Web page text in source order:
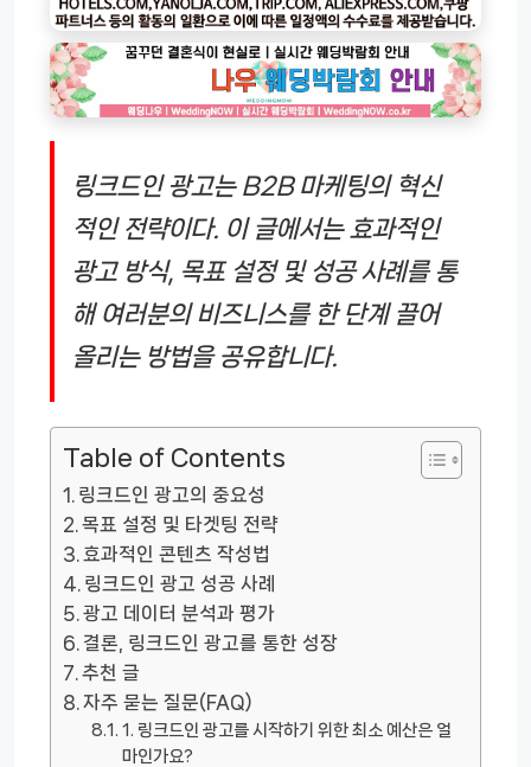
링크드인 광고는 B2B 마케팅의 혁신
적인 전략이다. 이 글에서는 효과적인
광고 방식, 목표 설정 및 성공 사례를 통
해 여러분의 비즈니스를 한 단계 끌어
올리는 방법을 공유합니다.
Table of Contents
링크드인 광고의 중요성
목표 설정 및 타겟팅 전략
효과적인 콘텐츠 작성법
링크드인 광고 성공 사례
광고 데이터 분석과 평가
결론, 링크드인 광고를 통한 성장
추천 글
자주 묻는 질문(FAQ)
1. 링크드인 광고를 시작하기 위한 최소 예산은 얼
마인가요?